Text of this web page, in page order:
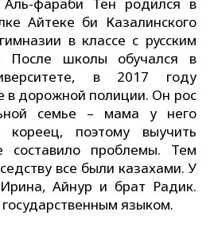
Айтеке би Казалинского
в классе с русским
После школы обучался в
в 2017 году
в дорожной полиции. Он рос
семье – мама у него
поэтому выучить
составило проблемы. Тем
все были казахами. У
Айнур и брат Радик.
языком.